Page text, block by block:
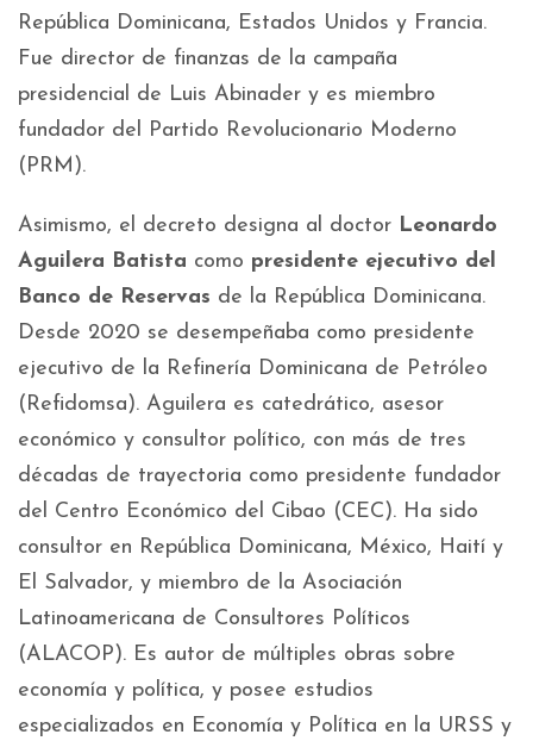
República Dominicana, Estados Unidos y Francia.
Fue director de finanzas de la campaña
presidencial de Luis Abinader y es miembro
fundador del Partido Revolucionario Moderno
(PRM).
Asimismo, el decreto designa al doctor Leonardo
Aguilera Batista como presidente ejecutivo del
Banco de Reservas de la República Dominicana.
Desde 2020 se desempeñaba como presidente
ejecutivo de la Refinería Dominicana de Petróleo
(Refidomsa). Aguilera es catedrático, asesor
económico y consultor político, con más de tres
décadas de trayectoria como presidente fundador
del Centro Económico del Cibao (CEC). Ha sido
consultor en República Dominicana, México, Haití y
El Salvador, y miembro de la Asociación
Latinoamericana de Consultores Políticos
(ALACOP). Es autor de múltiples obras sobre
economía y política, y posee estudios
especializados en Economía y Política en la URSS y